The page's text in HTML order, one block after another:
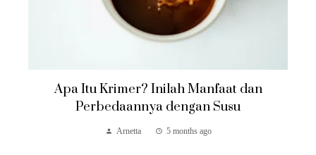
Apa Itu Krimer? Inilah Manfaat dan
Perbedaannya dengan Susu
Arnetta 5 months ago